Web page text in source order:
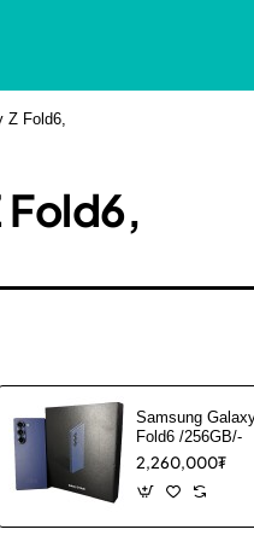
Fold6,
Z Fold6,
Samsung
Fold6 /256GB/-
2,260,000₮